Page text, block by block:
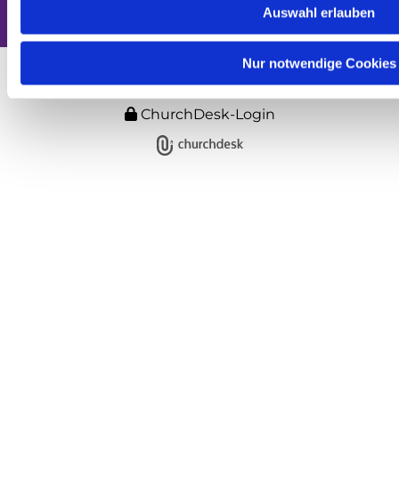
Auswahl erlauben
Nur notwendige Cookies
ChurchDesk-Login